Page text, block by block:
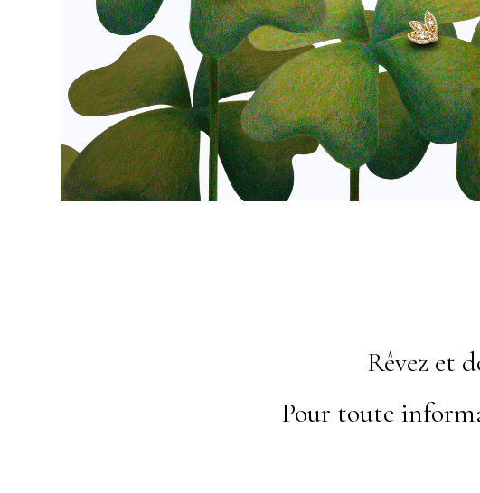
Rêvez et
Pour toute